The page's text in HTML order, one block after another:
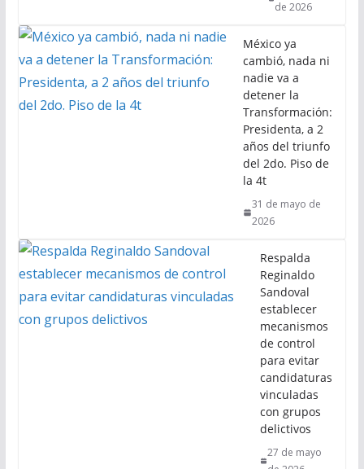
de 2026
México ya
cambió, nada ni
nadie va a
detener la
Transformación:
Presidenta, a 2
años del triunfo
del 2do. Piso de
la 4t
31 de mayo de
2026
Respalda
Reginaldo
Sandoval
establecer
mecanismos
de control
para evitar
candidaturas
vinculadas
con grupos
delictivos
27 de mayo